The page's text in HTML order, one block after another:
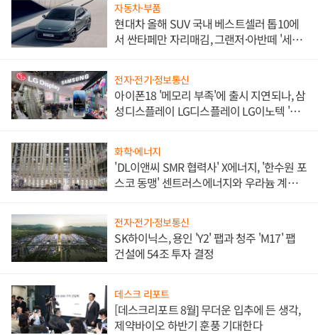
자동차·부품
현대차 올해 SUV 국내 베스트셀러 톱10에
서 싼타페만 자리매김, 그랜저·아반떼 '세단
전자·전기·정보통신
아이폰18 '메모리 부족'에 출시 지연되나, 삼
성디스플레이 LG디스플레이 LG이노텍 '탈
화학·에너지
'DL이앤씨 SMR 협력사' X에너지, '한수원 포
스코 동맹' 센트러스에너지와 우라늄 계약
전자·전기·정보통신
SK하이닉스, 용인 'Y2' 팹과 청주 'M17' 팹
건설에 54조 투자 결정
데스크 리포트
[데스크리포트 8월] 무더운 입추에 든 생각,
제약바이오 하반기 훈풍 기대한다